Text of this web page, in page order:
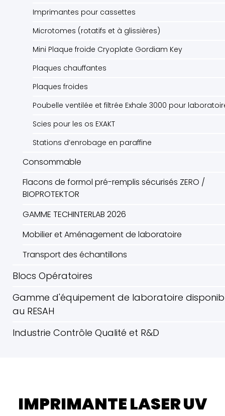
Imprimantes pour cassettes
Microtomes (rotatifs et à glissières)
Mini Plaque froide Cryoplate Gordiam Key
Plaques chauffantes
Plaques froides
Poubelle ventilée et filtrée Exhale 3000 pour
Scies pour les os EXAKT
Stations d’enrobage en paraffine
Consommable
Flacons de formol pré-remplis sécurisés ZERO /
BIOPROTEKTOR
GAMME TECHINTERLAB 2026
Mobilier et Aménagement de laboratoire
Transport des échantillons
Blocs Opératoires
Gamme d'équipement de laboratoire
au RESAH
Industrie Contrôle Qualité et R&D
IMPRIMANTE LASER UV